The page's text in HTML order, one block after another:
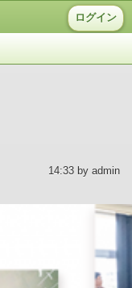
ログイン
14:33 by admin